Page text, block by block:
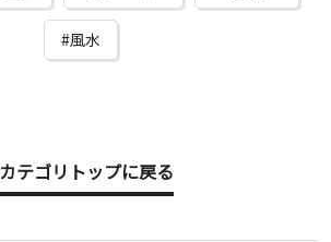
風水
カテゴリトップに戻る